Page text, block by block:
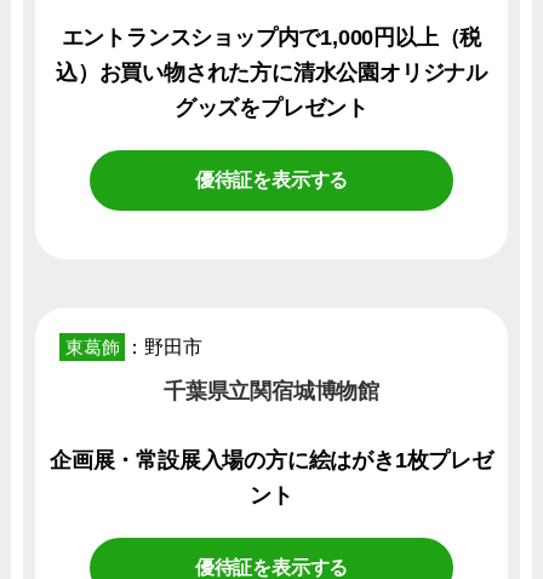
エントランスショップ内で1,000円以上（税
込）お買い物された方に清水公園オリジナル
グッズをプレゼント
優待証を表示する
東葛飾 ：野田市
千葉県立関宿城博物館
企画展・常設展入場の方に絵はがき1枚プレゼ
ント
優待証を表示する